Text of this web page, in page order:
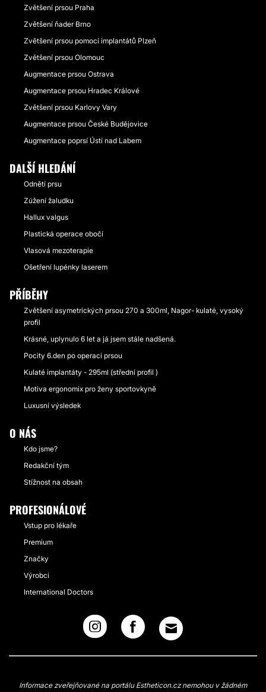
Zvětšení prsou Praha
Zvětšení ňader Brno
Zvětšení prsou pomocí implantátů Plzeň
Zvětšení prsou Olomouc
Augmentace prsou Ostrava
Augmentace prsou Hradec Králové
Zvětšení prsou Karlovy Vary
Augmentace prsou České Budějovice
Augmentace poprsí Ústí nad Labem
DALŠÍ HLEDÁNÍ
Odnětí prsu
Zúžení žaludku
Hallux valgus
Plastická operace obočí
Vlasová mezoterapie
Ošetření lupénky laserem
PŘÍBĚHY
Zvětšení asymetrických prsou 270 a 300ml, Nagor- kulaté, vysoký
profil
Krásné, uplynulo 6 let a já jsem stále nadšená.
Pocity 6.den po operaci prsou
Kulaté implantáty - 295ml (střední profil )
Motiva ergonomix pro ženy sportovkyně
Luxusní výsledek
O NÁS
Kdo jsme?
Redakční tým
Stížnost na obsah
PROFESIONÁLOVÉ
Vstup pro lékaře
Premium
Značky
Výrobci
International Doctors
Informace zveřejňované na portálu Estheticon.cz nemohou v žádném